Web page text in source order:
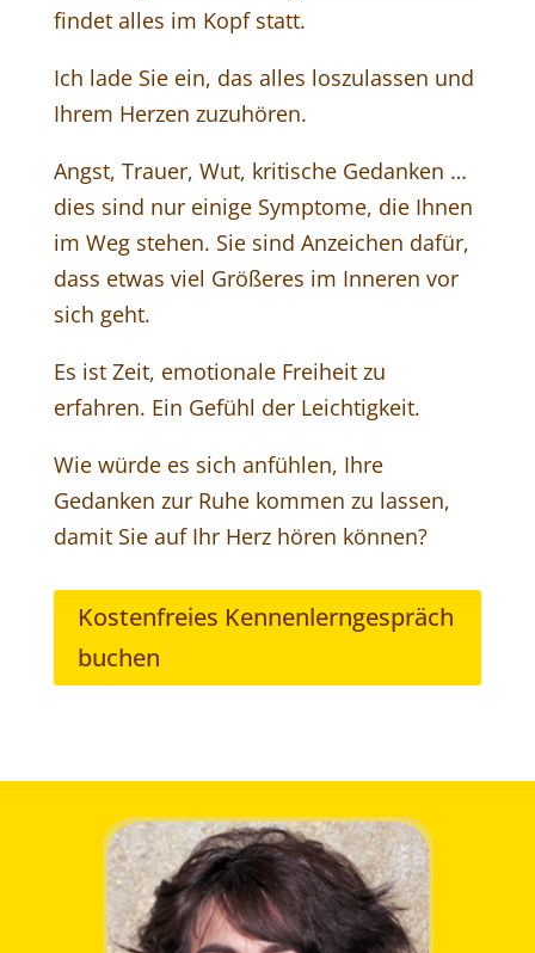
findet alles im Kopf statt.
Ich lade Sie ein, das alles loszulassen und
Ihrem Herzen zuzuhören.
Angst, Trauer, Wut, kritische Gedanken …
dies sind nur einige Symptome, die Ihnen
im Weg stehen. Sie sind Anzeichen dafür,
dass etwas viel Größeres im Inneren vor
sich geht.
Es ist Zeit, emotionale Freiheit zu
erfahren. Ein Gefühl der Leichtigkeit.
Wie würde es sich anfühlen, Ihre
Gedanken zur Ruhe kommen zu lassen,
damit Sie auf Ihr Herz hören können?
Kostenfreies Kennenlerngespräch
buchen